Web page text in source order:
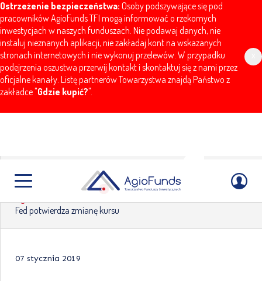
Ostrzeżenie bezpieczeństwa: Osoby podszywające się pod
pracowników AgioFunds TFI mogą informować o rzekomych
inwestycjach w naszych funduszach. Nie podawaj danych, nie
instaluj nieznanych aplikacji, nie zakładaj kont na wskazanych
stronach internetowych i nie wykonuj przelewów. W przypadku
podejrzenia oszustwa przerwij kontakt i skontaktuj się z nami przez
oficjalne kanały. Listę partnerów Towarzystwa znajdą Państwo z
zakładce "Gdzie kupić?".
Fed potwierdza zmianę kursu
Fed potwierdza zmianę kursu
07 stycznia 2019